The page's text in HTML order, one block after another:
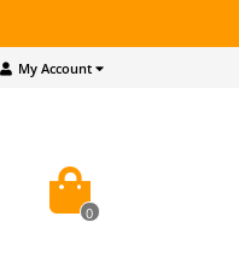
My Account
0